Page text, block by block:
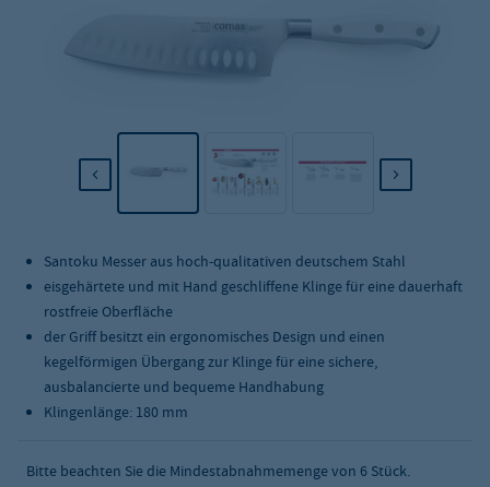
Santoku Messer aus hoch-qualitativen deutschem Stahl
eisgehärtete und mit Hand geschliffene Klinge für eine dauerhaft
rostfreie Oberfläche
der Griff besitzt ein ergonomisches Design und einen
kegelförmigen Übergang zur Klinge für eine sichere,
ausbalancierte und bequeme Handhabung
Klingenlänge: 180 mm
Bitte beachten Sie die Mindestabnahmemenge von 6 Stück.